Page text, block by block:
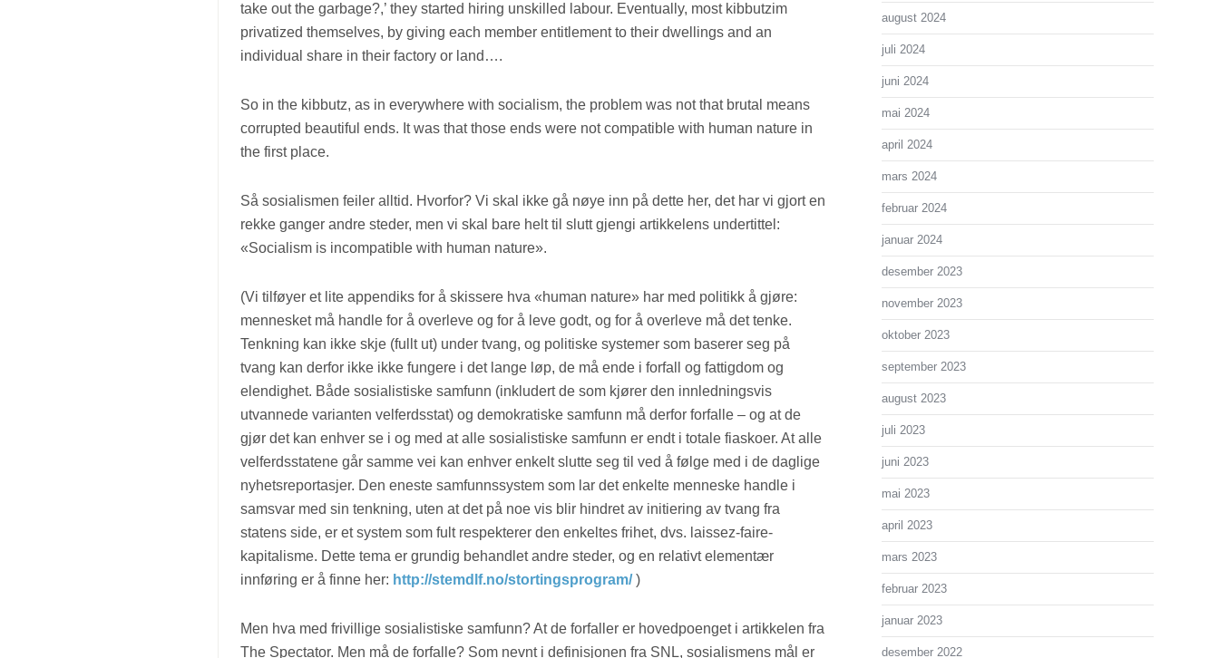
take out the garbage?,’ they started hiring unskilled labour. Eventually, most kibbutzim
privatized themselves, by giving each member entitlement to their dwellings and an
individual share in their factory or land….
So in the kibbutz, as in everywhere with socialism, the problem was not that brutal means
corrupted beautiful ends. It was that those ends were not compatible with human nature in
the first place.
Så sosialismen feiler alltid. Hvorfor? Vi skal ikke gå nøye inn på dette her, det har vi gjort en
rekke ganger andre steder, men vi skal bare helt til slutt gjengi artikkelens undertittel:
«Socialism is incompatible with human nature».
(Vi tilføyer et lite appendiks for å skissere hva «human nature» har med politikk å gjøre:
mennesket må handle for å overleve og for å leve godt, og for å overleve må det tenke.
Tenkning kan ikke skje (fullt ut) under tvang, og politiske systemer som baserer seg på
tvang kan derfor ikke ikke fungere i det lange løp, de må ende i forfall og fattigdom og
elendighet. Både sosialistiske samfunn (inkludert de som kjører den innledningsvis
utvannede varianten velferdsstat) og demokratiske samfunn må derfor forfalle – og at de
gjør det kan enhver se i og med at alle sosialistiske samfunn er endt i totale fiaskoer. At alle
velferdsstatene går samme vei kan enhver enkelt slutte seg til ved å følge med i de daglige
nyhetsreportasjer. Den eneste samfunnssystem som lar det enkelte menneske handle i
samsvar med sin tenkning, uten at det på noe vis blir hindret av initiering av tvang fra
statens side, er et system som fult respekterer den enkeltes frihet, dvs. laissez-faire-
kapitalisme. Dette tema er grundig behandlet andre steder, og en relativt elementær
innføring er å finne her: http://stemdlf.no/stortingsprogram/)
Men hva med frivillige sosialistiske samfunn? At de forfaller er hovedpoenget i artikkelen fra
The Spectator. Men må de forfalle? Som nevnt i definisjonen fra SNL, sosialismens mål er
august 2024
juli 2024
juni 2024
mai 2024
april 2024
mars 2024
februar 2024
januar 2024
desember 2023
november 2023
oktober 2023
september 2023
august 2023
juli 2023
juni 2023
mai 2023
april 2023
mars 2023
februar 2023
januar 2023
desember 2022